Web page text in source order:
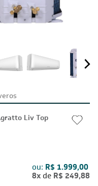
Liv Top
ou: R$ 1.999,00
8x de R$ 249,88